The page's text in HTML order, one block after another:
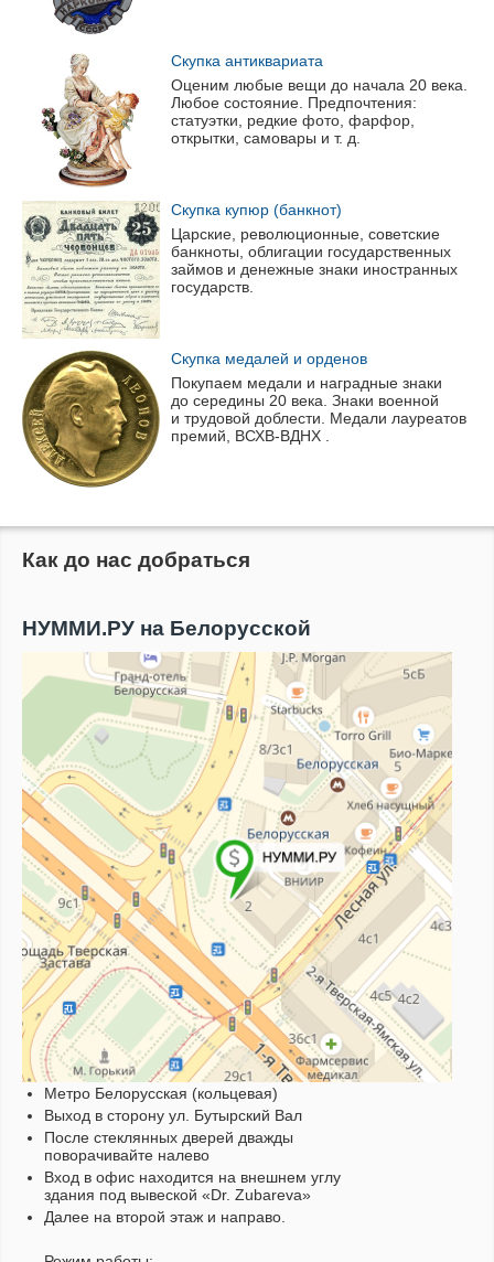
Скупка антиквариата
Оценим любые вещи до начала 20 века.
Любое состояние. Предпочтения:
статуэтки, редкие фото, фарфор,
открытки, самовары и т. д.
Скупка купюр (банкнот)
Царские, революционные, советские
банкноты, облигации государственных
займов и денежные знаки иностранных
государств.
Скупка медалей и орденов
Покупаем медали и наградные знаки
до середины 20 века. Знаки военной
и трудовой доблести. Медали лауреатов
премий, ВСХВ-ВДНХ
Как до нас добраться
НУММИ.РУ на Белорусской
Метро Белорусская (кольцевая)
Выход в сторону ул. Бутырский Вал
После стеклянных дверей дважды
поворачивайте налево
Вход в офис находится на внешнем углу
здания под вывеской «Dr. Zubareva»
Далее на второй этаж и направо.